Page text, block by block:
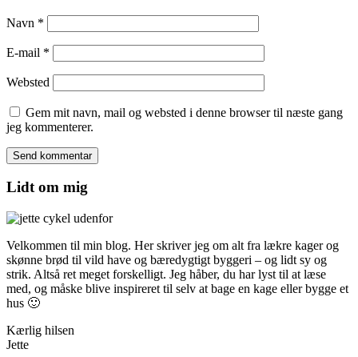
Navn *
E-mail *
Websted
Gem mit navn, mail og websted i denne browser til næste gang
jeg kommenterer.
Lidt om mig
Velkommen til min blog. Her skriver jeg om alt fra lækre kager og
skønne brød til vild have og bæredygtigt byggeri – og lidt sy og
strik. Altså ret meget forskelligt. Jeg håber, du har lyst til at læse
med, og måske blive inspireret til selv at bage en kage eller bygge et
hus 🙂
Kærlig hilsen
Jette